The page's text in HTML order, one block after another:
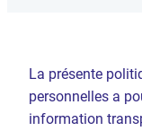
La présente
personnelles a
information